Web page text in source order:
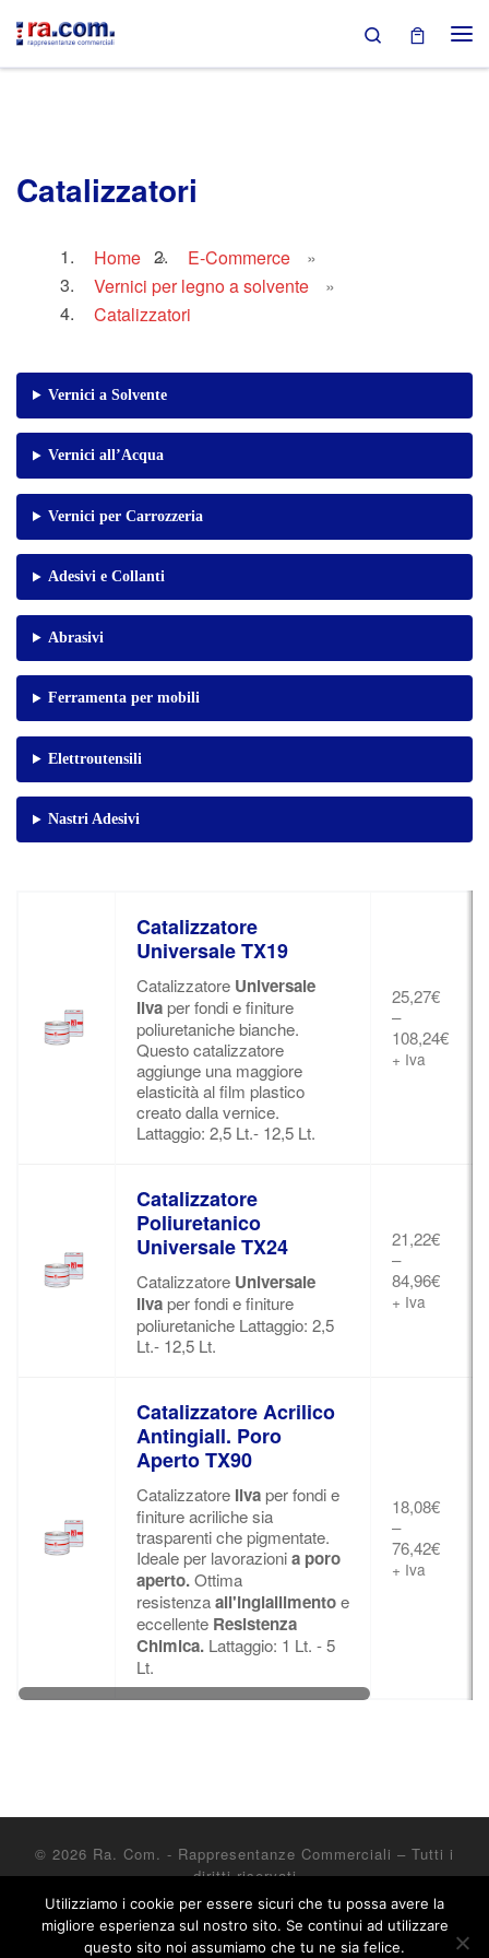
Passa al contenuto Search
Catalizzatori
Home » E-Commerce
»
Vernici per legno a solvente
»
Catalizzatori
Vernici a Solvente
Vernici all’Acqua
Vernici per Carrozzeria
Adesivi e Collanti
Abrasivi
Ferramenta per mobili
Elettroutensili
Nastri Adesivi
Catalizzatore
Universale TX19
Catalizzatore Universale
Ilvaper fondi e finiture
poliuretaniche bianche.
Questo catalizzatore
aggiunge una maggiore
elasticità al film plastico
creato dalla vernice.
Lattaggio: 2,5 Lt.- 12,5 Lt.
25,27€
–
108,24€
+ Iva
Catalizzatore
Poliuretanico
Universale TX24
Catalizzatore Universale
Ilvaper fondi e finiture
poliuretaniche Lattaggio: 2,5
Lt.- 12,5 Lt.
21,22€
–
84,96€
+ Iva
Catalizzatore Acrilico
Antingiall. Poro
Aperto TX90
Catalizzatore Ilvaper fondi e
finiture acriliche sia
trasparenti che pigmentate.
Ideale per lavorazionia poro
aperto.Ottima
resistenzaall'ingiallimentoe
eccellente Resistenza
Chimica. Lattaggio: 1 Lt. - 5
Lt.
18,08€
–
76,42€
+ Iva
© 2026 Ra. Com. - Rappresentanze Commerciali – Tutti i
diritti riservati
Powered byWP– Designed con iltema Customizr
Utilizziamo i cookie per essere sicuri che tu possa avere la
migliore esperienza sul nostro sito. Se continui ad utilizzare
questo sito noi assumiamo che tu ne sia felice.